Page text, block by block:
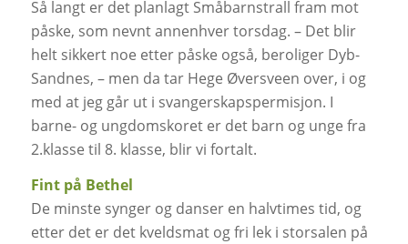
Så langt er det planlagt Småbarnstrall fram mot
påske, som nevnt annenhver torsdag. – Det blir
helt sikkert noe etter påske også, beroliger Dyb-
Sandnes, – men da tar Hege Øversveen over, i og
med at jeg går ut i svangerskapspermisjon. I
barne- og ungdomskoret er det barn og unge fra
2.klasse til 8. klasse, blir vi fortalt.
Fint på Bethel
De minste synger og danser en halvtimes tid, og
etter det er det kveldsmat og fri lek i storsalen på